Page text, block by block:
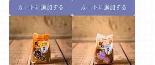
カートに追加する カートに追加する